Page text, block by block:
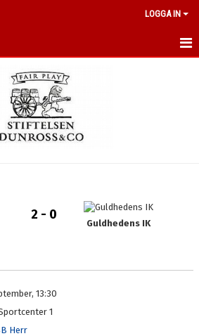
LOGGA IN
2 - 0
Guldhedens IK
13:30
1
Herr